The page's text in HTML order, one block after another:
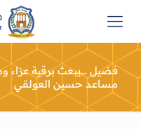
فضيل …يبعث برقية عزاء
مساعد حسين العولقي